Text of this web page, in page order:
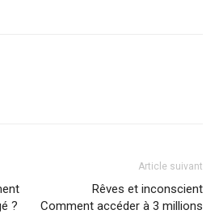
?
Article suivant
Rêves et inconscient
Comment accéder à 3 millions